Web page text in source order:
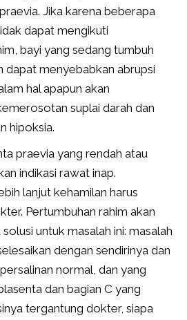
Jika karena beberapa
dapat mengikuti
bayi yang sedang tumbuh
dapat menyebabkan abrupsi
hal apapun akan
suplai darah dan
hipoksia.
praevia yang rendah atau
indikasi rawat inap.
lanjut kehamilan harus
Pertumbuhan rahim akan
untuk masalah ini: masalah
dengan sendirinya dan
normal, dan yang
dan bagian C yang
tergantung dokter, siapa